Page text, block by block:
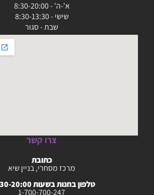
א'-ה' - 8:30-20:00
שישי - 8:30-13:30
שבת - סגור
צרו קשר
כתובת
מרכז מסחרי, בניין שיא
טלפון בחנות בשעות 08:30-20:00
1-700-700-247